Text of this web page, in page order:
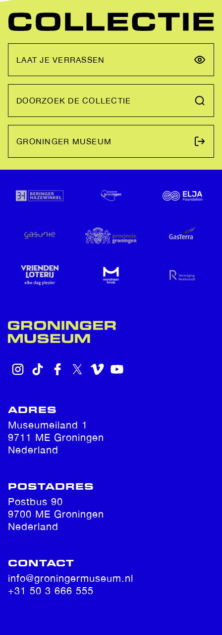
LAAT JE VERRASSEN
DOORZOEK DE COLLECTIE
GRONINGER MUSEUM
ADRES
Museumeiland 1
9711 ME Groningen
Nederland
POSTADRES
Postbus 90
9700 ME Groningen
Nederland
CONTACT
info@groningermuseum.nl
+31 50 3 666 555